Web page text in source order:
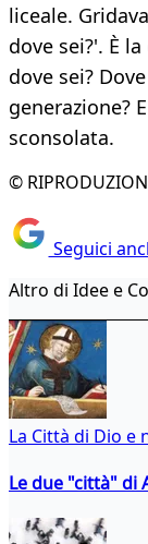
liceale.
dove sei?'. È
dove sei?
generazione?
sconsolata.​
©
Seguici
Altro di Idee e
La Città di Dio e
Le due "città" di